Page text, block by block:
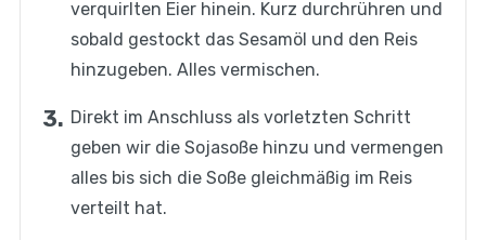
verquirlten Eier hinein. Kurz durchrühren und
sobald gestockt das Sesamöl und den Reis
hinzugeben. Alles vermischen.
Direkt im Anschluss als vorletzten Schritt
geben wir die Sojasoße hinzu und vermengen
alles bis sich die Soße gleichmäßig im Reis
verteilt hat.